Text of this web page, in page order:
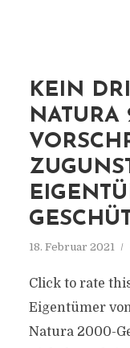
KEIN
NATURA
18. Februar 2021
Click to rate
Eigentümer
Natura 2000-